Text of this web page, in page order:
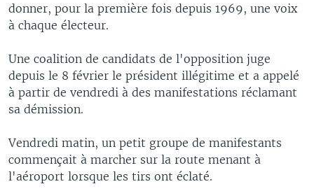
donner, pour la première fois depuis 1969, une voix
à chaque électeur.
Une coalition de candidats de l'opposition juge
depuis le 8 février le président illégitime et a appelé
à partir de vendredi à des manifestations réclamant
sa démission.
Vendredi matin, un petit groupe de manifestants
commençait à marcher sur la route menant à
l'aéroport lorsque les tirs ont éclaté.